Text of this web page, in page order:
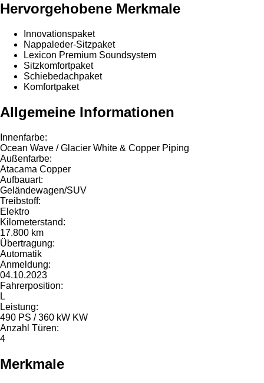
Hervorgehobene Merkmale
Innovationspaket
Nappaleder-Sitzpaket
Lexicon Premium Soundsystem
Sitzkomfortpaket
Schiebedachpaket
Komfortpaket
Allgemeine Informationen
Innenfarbe:
Ocean Wave / Glacier White & Copper Piping
Außenfarbe:
Atacama Copper
Aufbauart:
Geländewagen/SUV
Treibstoff:
Elektro
Kilometerstand:
17.800 km
Übertragung:
Automatik
Anmeldung:
04.10.2023
Fahrerposition:
L
Leistung:
490 PS / 360 kW KW
Anzahl Türen:
4
Merkmale